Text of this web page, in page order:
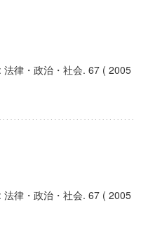
法律・政治・社会. 67 ( 2005
法律・政治・社会. 67 ( 2005